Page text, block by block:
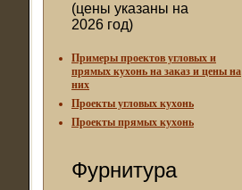
(цены указаны на
2026 год)
Примеры проектов угловых и
прямых кухонь на заказ и цены на
них
Проекты угловых кухонь
Проекты прямых кухонь
Фурнитура